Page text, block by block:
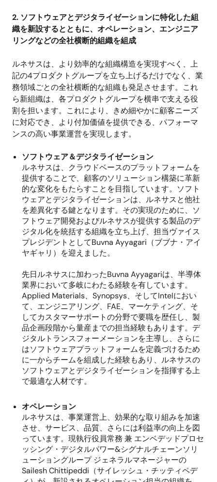
2. ソフトウェアとデジタライゼーションに特化した組
織を新設するとともに、オペレーション、エンジニア
リングなどの全社横断的組織を組成
ルネサスは、より効率的な組織構造を実現すべく、上
記の4プロダクトグループを立ち上げるだけでなく、業
務領域ごとの全社横断的な組織も発足させます。これ
ら新組織は、各プロダクトグループを横串で支える役
割を担います。これにより、きめ細やかに顧客ニーズ
に対応でき、より付加価値を提供できる、パフォーマ
ンスの高い事業運営を実現します。
ソフトウェア＆デジタライゼーション
ルネサスは、クラウドベースのプラットフォームを
提供することで、顧客のソリューション構築に革新
的な変化をもたらすことを目指しています。ソフト
ウェアとデジタライゼーションは、ルネサスと他社
を差異化する鍵となります。その実現のために、ソ
フトウェア開発およびルネサスが提供する製品のデ
ジタル化を統括する組織を立ち上げ、担当ヴァイス
プレジデントとしてBuvna Ayyagari （ブブナ・アイ
ヤギャリ）を迎えました。
先日ルネサスに加わったBuvna Ayyagariは、半導体
業界において多岐にわたる経験を有しています。
Applied Materials、 Synopsys、そしてIntelにおい
て、エンジニアリング、 FAE、マーケティング、そ
してカスタマーサポートの分野で要職を歴任し、製
品企画段階から量産までの担当経験もあります。デ
ジタルトランスフォーメーションを主導し、さらに
はソフトウェアプラットフォームを定義づけるため
に一からチームを組成した経験もあり、ルネサスの
ソフトウェアとデジタライゼーションを指揮する上
で最適な人材です。
オペレーション
ルネサスは、事業運営上、効果的な取り組みを加速
させ、サービス、品質、さらには利益率の向上を図
っています。現執行役員常務 兼 エンベデッドプロセ
ッシング・デジタルパワー&シグナルチェーンソリ
ューショングループ ジェネラルマネージャーの
Sailesh Chittipeddi （サイレッシュ・チッティペデ